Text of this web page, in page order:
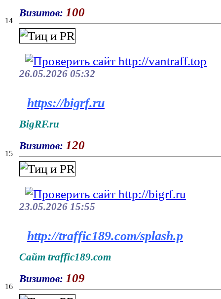
14
Визитов: 100
26.05.2026 05:32
15
https://bigrf.ru
BigRF.ru
Визитов: 120
23.05.2026 15:55
16
http://traffic189.com/splash.p
Сайт traffic189.com
Визитов: 109